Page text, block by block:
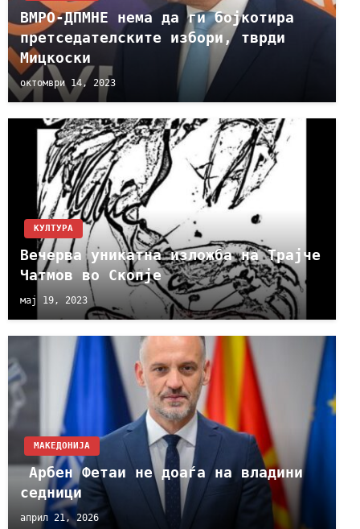
ВМРО-ДПМНЕ нема да ги бојкотира
претседателските избори, тврди
Мицкоски
октомври 14, 2023
КУЛТУРА
Вечерва уникатна изложба на Трајче
Чатмов во Скопје
мај 19, 2023
МАКЕДОНИЈА
Арбен Фетаи не доаѓа на владини
седници
април 21, 2026